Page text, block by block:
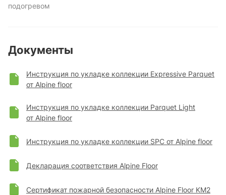
подогревом
Документы
Инструкция по укладке коллекции Expressive Parquet
от Alpine floor
Инструкция по укладке коллекции Parquet Light
от Alpine floor
Инструкция по укладке коллекции SPC от Alpine floor
Декларация соответствия Alpine Floor
Сертификат пожарной безопасности Alpine Floor KM2